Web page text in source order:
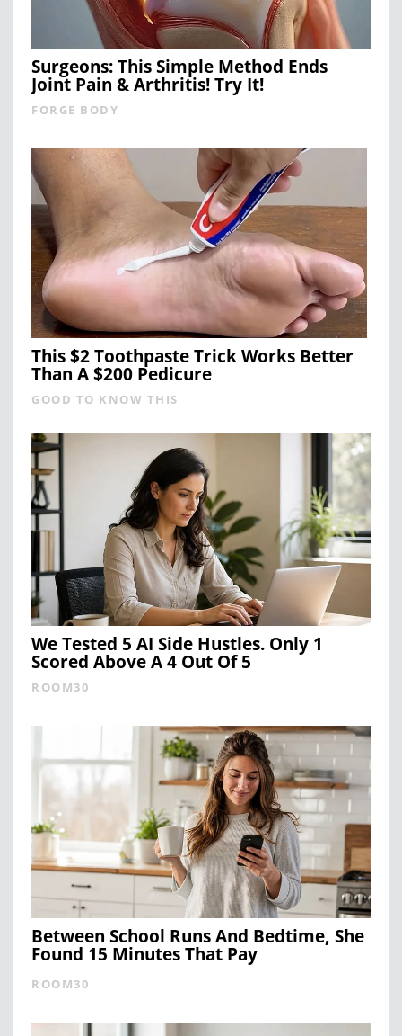
Surgeons: This Simple Method Ends
Joint Pain & Arthritis! Try It!
FORGE BODY
This $2 Toothpaste Trick Works Better
Than A $200 Pedicure
GOOD TO KNOW THIS
We Tested 5 AI Side Hustles. Only 1
Scored Above A 4 Out Of 5
ROOM30
Between School Runs And Bedtime, She
Found 15 Minutes That Pay
ROOM30